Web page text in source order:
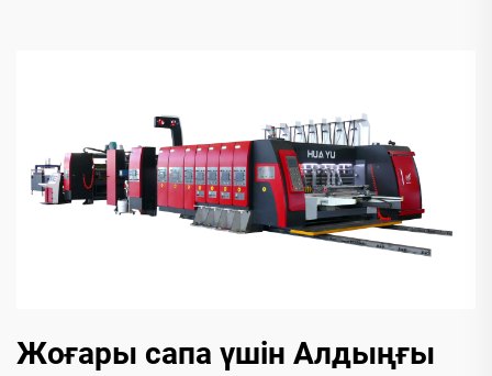
Жоғары сапа үшін Алдыңғы